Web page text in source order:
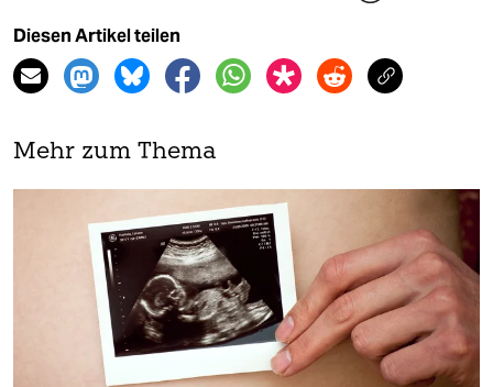
Diesen Artikel teilen
Mehr zum Thema